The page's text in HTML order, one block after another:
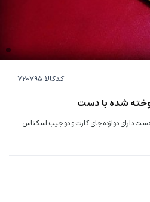
کدکالا:
شده با دست
دارای دوازده جای کارت و دو جیب اسکناس